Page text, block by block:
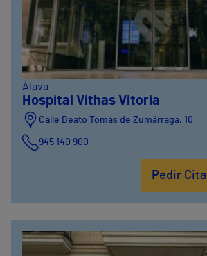
Álava
Hospital Vithas Vitoria
Calle Beato Tomás de Zumárraga, 10
945 140 900
Pedir Cita